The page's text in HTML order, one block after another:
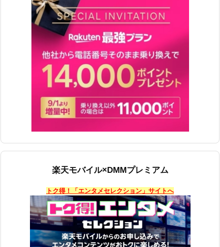
楽天モバイル×DMMプレミアム
トク得！「エンタメセレクション」サイトへ